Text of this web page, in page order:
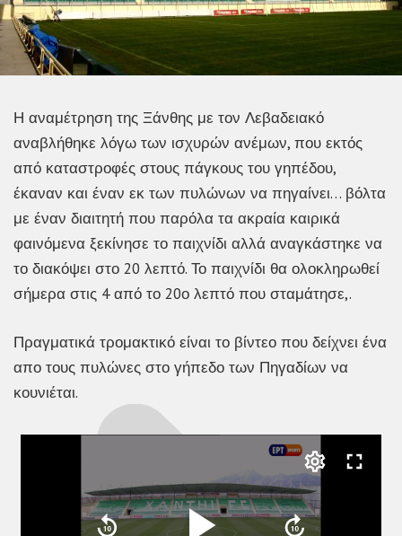
Η αναμέτρηση της Ξάνθης με τον Λεβαδειακό
αναβλήθηκε λόγω των ισχυρών ανέμων, που εκτός
από καταστροφές στους πάγκους του γηπέδου,
έκαναν και έναν εκ των πυλώνων να πηγαίνει… βόλτα
με έναν διαιτητή που παρόλα τα ακραία καιρικά
φαινόμενα ξεκίνησε το παιχνίδι αλλά αναγκάστηκε να
το διακόψει στο 20 λεπτό. Το παιχνίδι θα ολοκληρωθεί
σήμερα στις 4 από το 20ο λεπτό που σταμάτησε,.
Πραγματικά τρομακτικό είναι το βίντεο που δείχνει ένα
απο τους πυλώνες στο γήπεδο των Πηγαδίων να
κουνιέται.